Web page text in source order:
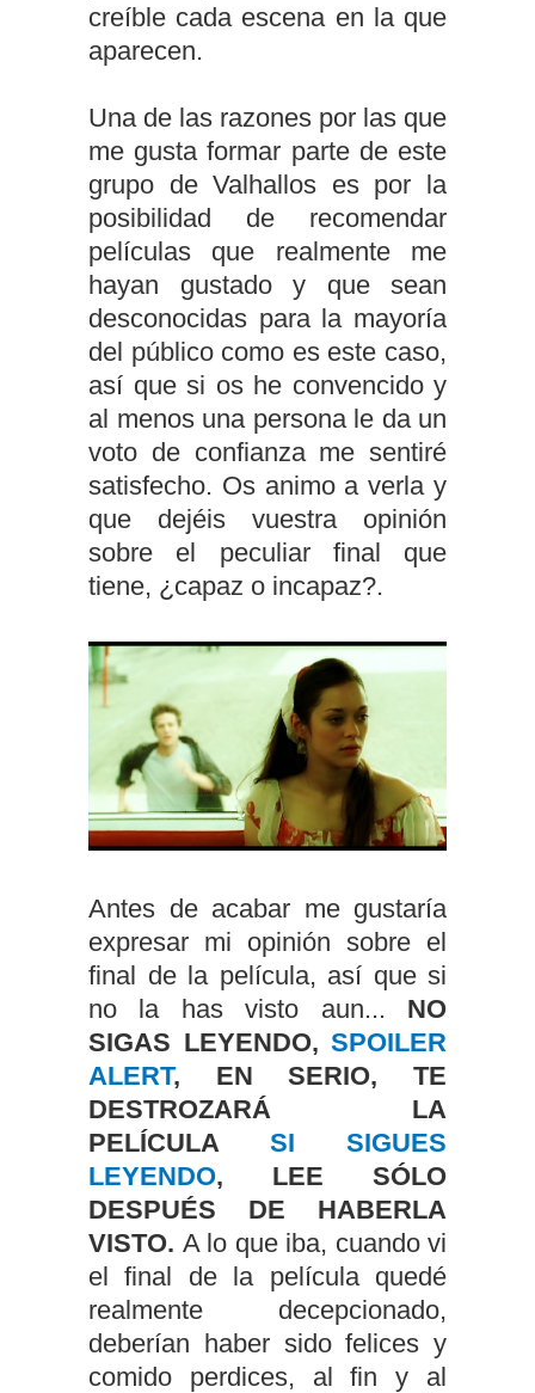
creíble cada escena en la que
aparecen.
Una de las razones por las que
me gusta formar parte de este
grupo de Valhallos es por la
posibilidad de recomendar
películas que realmente me
hayan gustado y que sean
desconocidas para la mayoría
del público como es este caso,
así que si os he convencido y
al menos una persona le da un
voto de confianza me sentiré
satisfecho. Os animo a verla y
que dejéis vuestra opinión
sobre el peculiar final que
tiene, ¿capaz o incapaz?.
Antes de acabar me gustaría
expresar mi opinión sobre el
final de la película, así que si
no la has visto aun... NO
SIGAS LEYENDO, SPOILER
ALERT, EN SERIO, TE
DESTROZARÁ LA
PELÍCULA SI SIGUES
LEYENDO, LEE SÓLO
DESPUÉS DE HABERLA
VISTO. A lo que iba, cuando vi
el final de la película quedé
realmente decepcionado,
deberían haber sido felices y
comido perdices, al fin y al